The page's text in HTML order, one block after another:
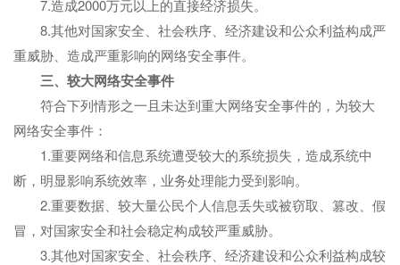
7.造成2000万元以上的直接经济损失。
8.其他对国家安全、社会秩序、经济建设和公众利益构成严
重威胁、造成严重影响的网络安全事件。
三、 较大网络安全事件
符合下列情形之一且未达到重大网络安全事件的，为较大
网络安全事件：
1.重要网络和信息系统遭受较大的系统损失，造成系统中
断，明显影响系统效率，业务处理能力受到影响。
2.重要数据、较大量公民个人信息丢失或被窃取、篡改、假
冒，对国家安全和社会稳定构成较严重威胁。
3.其他对国家安全、社会秩序、经济建设和公众利益构成较